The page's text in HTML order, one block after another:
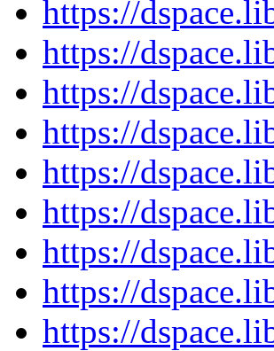
https://
https://
https://
https://
https://
https://
https://
https://
https://